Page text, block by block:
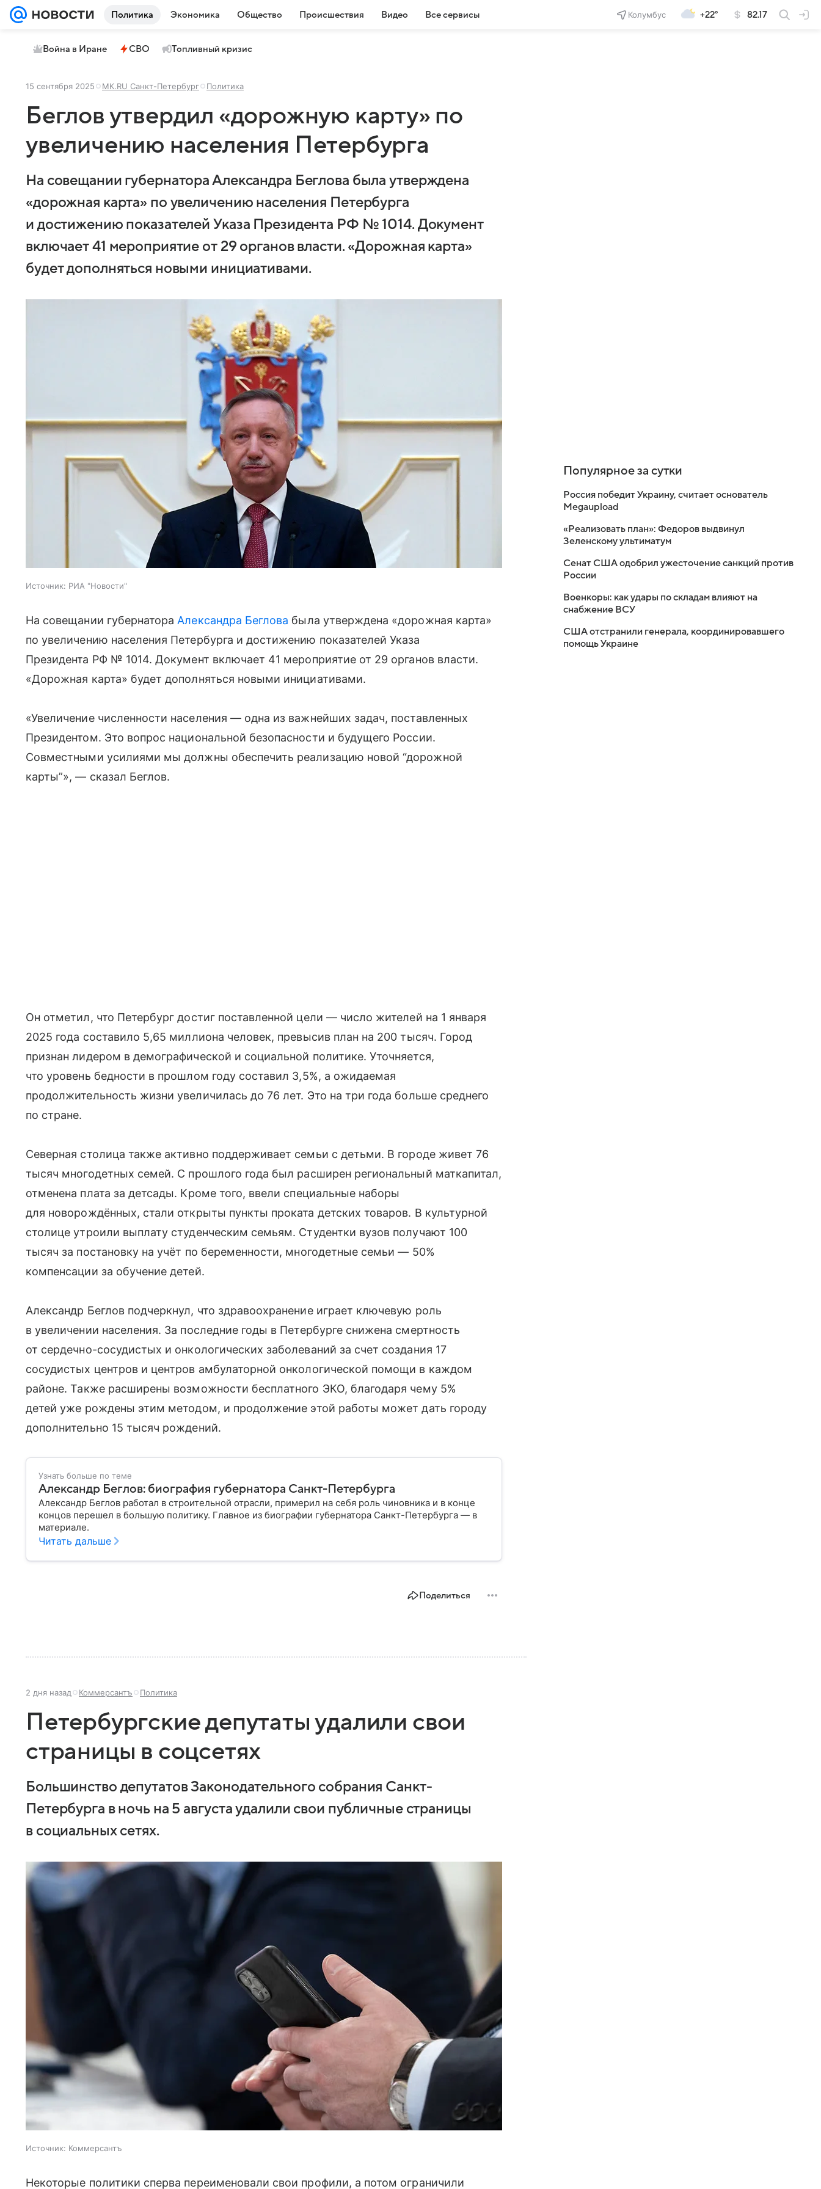
Политика Экономика Общество Происшествия Видео Все сервисы Колумбус +22° 82.17
Война в Иране СВО Топливный кризис
15 сентября 2025 МК.RU Санкт-Петербург Политика
Беглов утвердил «дорожную карту» по
увеличению населения Петербурга
На совещании губернатора Александра Беглова была утверждена
«дорожная карта» по увеличению населения Петербурга
и достижению показателей Указа Президента РФ № 1014. Документ
включает 41 мероприятие от 29 органов власти. «Дорожная карта»
будет дополняться новыми инициативами.
Источник: РИА "Новости"
На совещании губернатора Александра Беглова была утверждена «дорожная карта»
по увеличению населения Петербурга и достижению показателей Указа
Президента РФ № 1014. Документ включает 41 мероприятие от 29 органов власти.
«Дорожная карта» будет дополняться новыми инициативами.
«Увеличение численности населения — одна из важнейших задач, поставленных
Президентом. Это вопрос национальной безопасности и будущего России.
Совместными усилиями мы должны обеспечить реализацию новой “дорожной
карты”», — сказал Беглов.
Он отметил, что Петербург достиг поставленной цели — число жителей на 1 января
2025 года составило 5,65 миллиона человек, превысив план на 200 тысяч. Город
признан лидером в демографической и социальной политике. Уточняется,
что уровень бедности в прошлом году составил 3,5%, а ожидаемая
продолжительность жизни увеличилась до 76 лет. Это на три года больше среднего
по стране.
Северная столица также активно поддерживает семьи с детьми. В городе живет 76
тысяч многодетных семей. С прошлого года был расширен региональный маткапитал,
отменена плата за детсады. Кроме того, ввели специальные наборы
для новорождённых, стали открыты пункты проката детских товаров. В культурной
столице утроили выплату студенческим семьям. Студентки вузов получают 100
тысяч за постановку на учёт по беременности, многодетные семьи — 50%
компенсации за обучение детей.
Александр Беглов подчеркнул, что здравоохранение играет ключевую роль
в увеличении населения. За последние годы в Петербурге снижена смертность
от сердечно-сосудистых и онкологических заболеваний за счет создания 17
сосудистых центров и центров амбулаторной онкологической помощи в каждом
районе. Также расширены возможности бесплатного ЭКО, благодаря чему 5%
детей уже рождены этим методом, и продолжение этой работы может дать городу
дополнительно 15 тысяч рождений.
Узнать больше по теме
Александр Беглов: биография губернатора Санкт-Петербурга
Александр Беглов работал в строительной отрасли, примерил на себя роль чиновника и в конце
концов перешел в большую политику. Главное из биографии губернатора Санкт-Петербурга — в
материале.
Читать дальше
Поделиться
2 дня назад Коммерсантъ Политика
Петербургские депутаты удалили свои
страницы в соцсетях
Большинство депутатов Законодательного собрания Санкт-
Петербурга в ночь на 5 августа удалили свои публичные страницы
в социальных сетях.
Источник: Коммерсантъ
Некоторые политики сперва переименовали свои профили, а потом ограничили
Популярное за сутки
Россия победит Украину, считает основатель
Megaupload
«Реализовать план»: Федоров выдвинул
Зеленскому ультиматум
Сенат США одобрил ужесточение санкций против
России
Военкоры: как удары по складам влияют на
снабжение ВСУ
США отстранили генерала, координировавшего
помощь Украине